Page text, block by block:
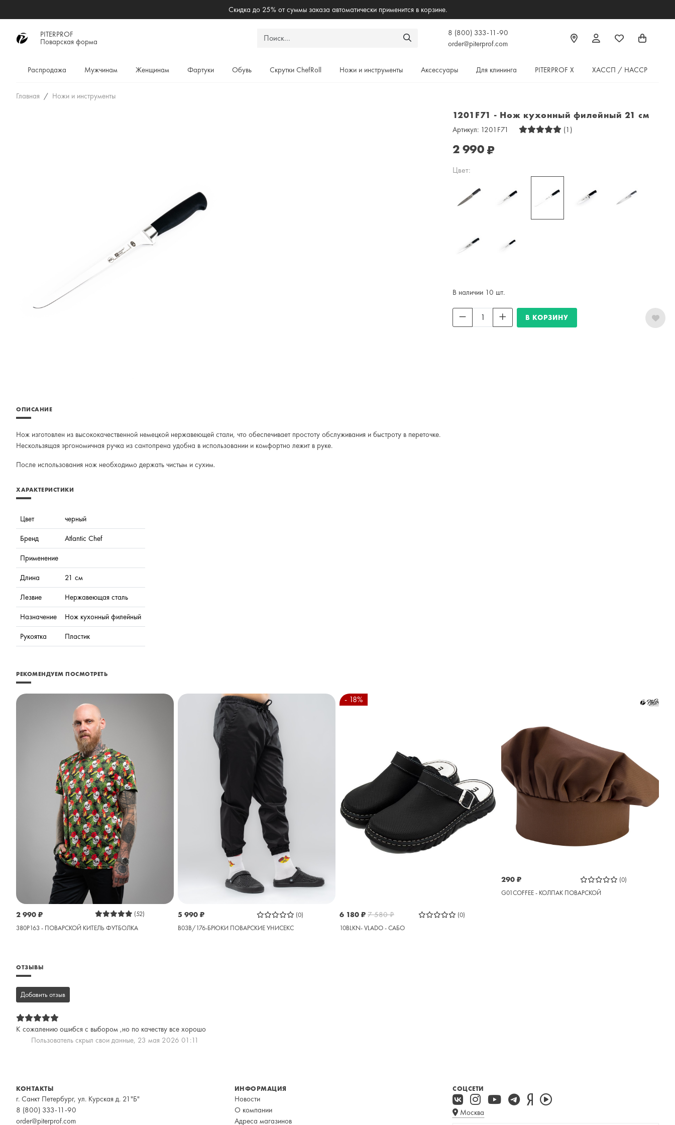
Бесплантая доставка по России при заказе от 5000₽
PITERPROF
Поварская форма
8 (800) 333-11-90
order@piterprof.com
Распродажа Мужчинам Женщинам Фартуки Обувь Скрутки ChefRoll Ножи и инструменты Аксессуары Для клининга PITERPROF X ХАССП / HACCP
Главная Ножи и инструменты
ОПИСАНИЕ
Нож изготовлен из высококачественной немецкой нержавеющей стали, что обеспечивает простоту обслуживания и быстроту в переточке.
Нескользящая эргономичная ручка из сантопрена удобна в использовании и комфортно лежит в руке.
После использования нож необходимо держать чистым и сухим.
ХАРАКТЕРИСТИКИ
Цвет
черный
Бренд
Atlantic Chef
Применение
Длина
21 см
Лезвие
Нержавеющая сталь
Назначение
Нож кухонный филейный
Рукоятка
Пластик
1201F71 - Нож кухонный филейный 21 см
Артикул: 1201F71 (1)
2 990₽
Цвет:
В наличии 10 шт.
В КОРЗИНУ
РЕКОМЕНДУЕМ ПОСМОТРЕТЬ
2 990 ₽
(52)
380P163 - ПОВАРСКОЙ КИТЕЛЬ ФУТБОЛКА
5 990 ₽
(0)
B03B/176-БРЮКИ ПОВАРСКИЕ УНИСЕКС
- 18%
6 180 ₽ 7 580₽
(0)
10BLKN- VLADO - САБО
290 ₽
(0)
G01COFFEE - КОЛПАК ПОВАРСКОЙ
ОТЗЫВЫ
Добавить отзыв
К сожалению ошибся с выбором ,но по качеству все хорошо
Пользователь скрыл свои данные, 23 мая 2026 01:11
КОНТАКТЫ
г. Санкт Петербург, ул. Курская д. 21"Б"
8 (800) 333-11-90
order@piterprof.com
ИНФОРМАЦИЯ
Новости
О компании
Адреса магазинов
СОЦСЕТИ
Москва